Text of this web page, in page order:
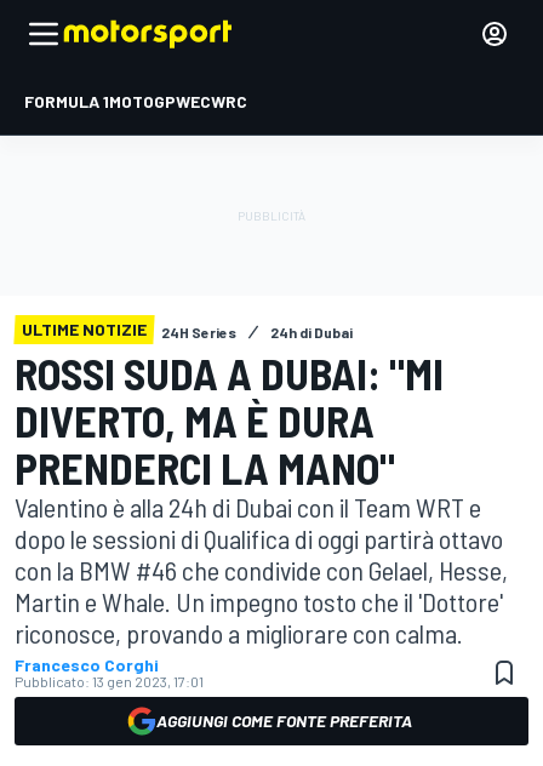
FORMULA 1MOTOGPWECWRC
ULTIME NOTIZIE 24H Series 24h di Dubai
ROSSI SUDA A DUBAI: "MI
DIVERTO, MA È DURA
PRENDERCI LA MANO"
Valentino è alla 24h di Dubai con il Team WRT e
dopo le sessioni di Qualifica di oggi partirà ottavo
con la BMW #46 che condivide con Gelael, Hesse,
Martin e Whale. Un impegno tosto che il 'Dottore'
riconosce, provando a migliorare con calma.
Francesco Corghi
Pubblicato: 13 gen 2023, 17:01
AGGIUNGI COME FONTE PREFERITA